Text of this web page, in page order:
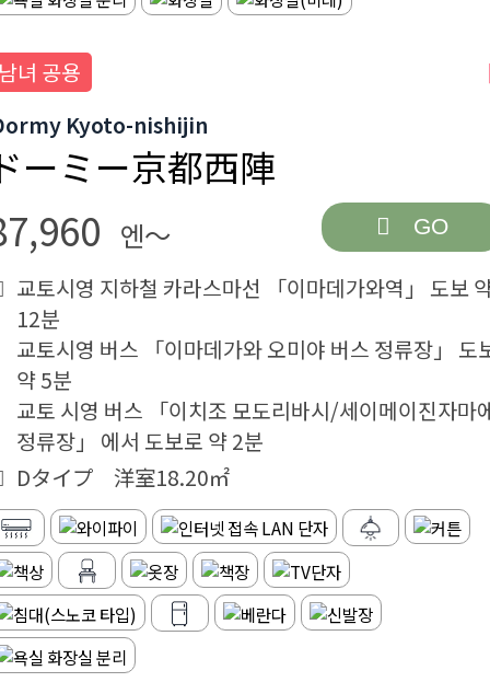
녀 공용
Kyoto-nishijin
ーミー京都西陣
엔～ GO
교토시영 지하철 카라스마선 「이마데가와역」 도보
12분
교토시영 버스 「이마데가와 오미야 버스 정류장」 도
약 5분
교토 시영 버스 「이치조 모도리바시/세이메이진자마
정류장」 에서 도보로 약 2분
Dタイプ 洋室18.20㎡